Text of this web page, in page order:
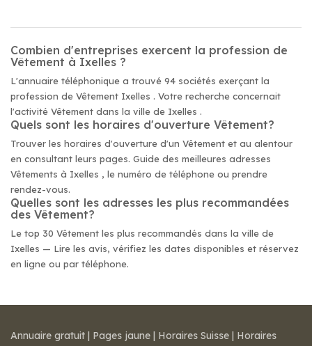
Combien d'entreprises exercent la profession de
Vêtement à Ixelles ?
L'annuaire téléphonique a trouvé 94 sociétés exerçant la
profession de Vêtement Ixelles . Votre recherche concernait
l'activité Vêtement dans la ville de Ixelles .
Quels sont les horaires d'ouverture Vêtement?
Trouver les horaires d'ouverture d'un Vêtement et au alentour
en consultant leurs pages. Guide des meilleures adresses
Vêtements à Ixelles , le numéro de téléphone ou prendre
rendez-vous.
Quelles sont les adresses les plus recommandées
des Vêtement?
Le top 30 Vêtement les plus recommandés dans la ville de
Ixelles — Lire les avis, vérifiez les dates disponibles et réservez
en ligne ou par téléphone.
Annuaire gratuit | Pages jaune | Horaires Suisse | Horaires